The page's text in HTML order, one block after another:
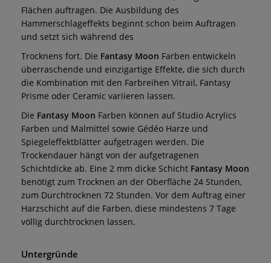
Flächen auftragen. Die Ausbildung des
Hammerschlageffekts beginnt schon beim Auftragen
und setzt sich während des
Trocknens fort. Die Fantasy Moon Farben entwickeln
überraschende und einzigartige Effekte, die sich durch
die Kombination mit den Farbreihen Vitrail, Fantasy
Prisme oder Ceramic variieren lassen.
Die Fantasy Moon Farben können auf Studio Acrylics
Farben und Malmittel sowie Gédéo Harze und
Spiegeleffektblätter aufgetragen werden. Die
Trockendauer hängt von der aufgetragenen
Schichtdicke ab. Eine 2 mm dicke Schicht Fantasy Moon
benötigt zum Trocknen an der Oberfläche 24 Stunden,
zum Durchtrocknen 72 Stunden. Vor dem Auftrag einer
Harzschicht auf die Farben, diese mindestens 7 Tage
völlig durchtrocknen lassen.
Untergründe